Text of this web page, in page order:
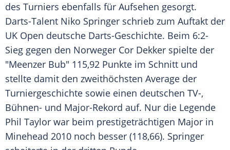
des Turniers ebenfalls für Aufsehen gesorgt.
Darts-Talent Niko Springer schrieb zum Auftakt der
UK Open deutsche Darts-Geschichte. Beim 6:2-
Sieg gegen den Norweger Cor Dekker spielte der
"Meenzer Bub" 115,92 Punkte im Schnitt und
stellte damit den zweithöchsten Average der
Turniergeschichte sowie einen deutschen TV-,
Bühnen- und Major-Rekord auf. Nur die Legende
Phil Taylor war beim prestigeträchtigen Major in
Minehead 2010 noch besser (118,66). Springer